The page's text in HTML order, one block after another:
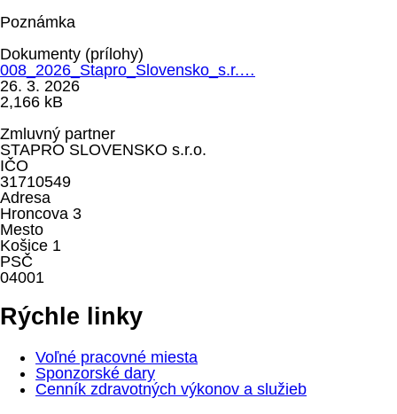
Poznámka
Dokumenty (prílohy)
008_2026_Stapro_Slovensko_s.r.…
26. 3. 2026
2,166 kB
Zmluvný partner
STAPRO SLOVENSKO s.r.o.
IČO
31710549
Adresa
Hroncova 3
Mesto
Košice 1
PSČ
04001
Rýchle linky
Voľné pracovné miesta
Sponzorské dary
Cenník zdravotných výkonov a služieb